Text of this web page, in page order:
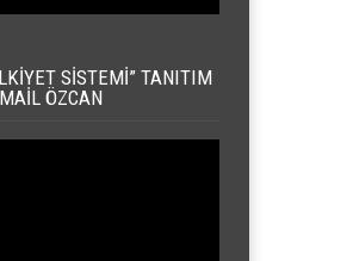
SISTEMI” TANITIM
ÖZCAN